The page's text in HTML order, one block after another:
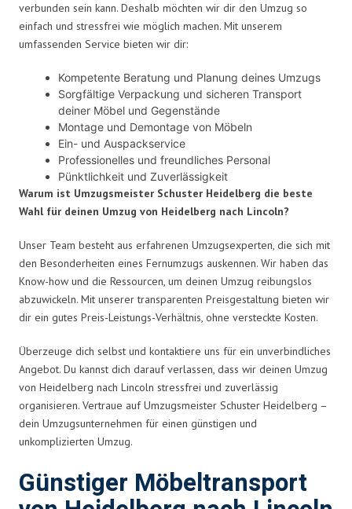
verbunden sein kann. Deshalb möchten wir dir den Umzug so
einfach und stressfrei wie möglich machen. Mit unserem
umfassenden Service bieten wir dir:
Kompetente Beratung und Planung deines Umzugs
Sorgfältige Verpackung und sicheren Transport
deiner Möbel und Gegenstände
Montage und Demontage von Möbeln
Ein- und Auspackservice
Professionelles und freundliches Personal
Pünktlichkeit und Zuverlässigkeit
Warum ist Umzugsmeister Schuster Heidelberg die beste
Wahl für deinen Umzug von Heidelberg nach Lincoln?
Unser Team besteht aus erfahrenen Umzugsexperten, die sich mit
den Besonderheiten eines Fernumzugs auskennen. Wir haben das
Know-how und die Ressourcen, um deinen Umzug reibungslos
abzuwickeln. Mit unserer transparenten Preisgestaltung bieten wir
dir ein gutes Preis-Leistungs-Verhältnis, ohne versteckte Kosten.
Überzeuge dich selbst und kontaktiere uns für ein unverbindliches
Angebot. Du kannst dich darauf verlassen, dass wir deinen Umzug
von Heidelberg nach Lincoln stressfrei und zuverlässig
organisieren. Vertraue auf Umzugsmeister Schuster Heidelberg –
dein Umzugsunternehmen für einen günstigen und
unkomplizierten Umzug.
Günstiger Möbeltransport